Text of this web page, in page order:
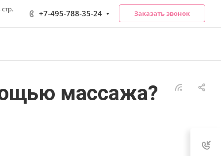
+7-495-788-35-24 Заказать звонок
массажа?